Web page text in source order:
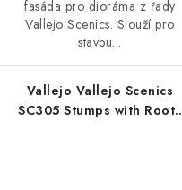
fasáda pro dioráma z řady
Vallejo Scenics. Slouží pro
stavbu...
Vallejo Vallejo Scenics
SC305 Stumps with Roots